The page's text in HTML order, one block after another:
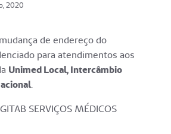
2020
de endereço do
para atendimentos aos
Unimed Local, Intercâmbio
.
SERVIÇOS MÉDICOS